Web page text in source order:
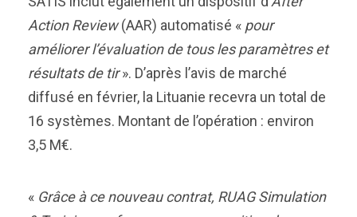
Action Review(AAR) automatisé « pour
améliorer l’évaluation de tous les paramètres et
résultats de tir». D’après l’avis de marché
diffusé en février, la Lituanie recevra un total de
16 systèmes. Montant de l’opération : environ
3,5 M€.
« Grâce à ce nouveau contrat, RUAG Simulation